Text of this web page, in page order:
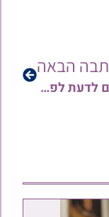
הבאה
מה צריכים לדעת לפני שעורכים קניות לפסח? מאת הגאון רבי ארז רמתי • צפו